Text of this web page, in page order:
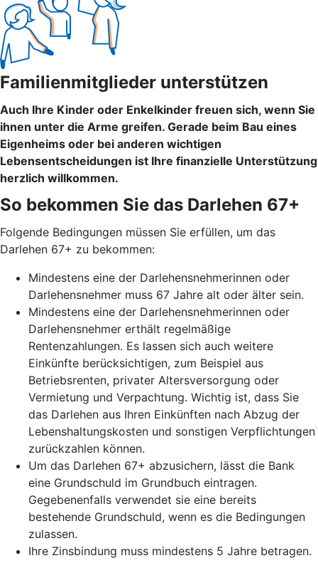
Familienmitglieder unterstützen
Auch Ihre Kinder oder Enkelkinder freuen sich, wenn Sie
ihnen unter die Arme greifen. Gerade beim Bau eines
Eigenheims oder bei anderen wichtigen
Lebensentscheidungen ist Ihre finanzielle Unterstützung
herzlich willkommen.
So bekommen Sie das Darlehen 67+
Folgende Bedingungen müssen Sie erfüllen, um das
Darlehen 67+ zu bekommen:
Mindestens eine der Darlehensnehmerinnen oder
Darlehensnehmer muss 67 Jahre alt oder älter sein.
Mindestens eine der Darlehensnehmerinnen oder
Darlehensnehmer erthält regelmäßige
Rentenzahlungen. Es lassen sich auch weitere
Einkünfte berücksichtigen, zum Beispiel aus
Betriebsrenten, privater Altersversorgung oder
Vermietung und Verpachtung. Wichtig ist, dass Sie
das Darlehen aus Ihren Einkünften nach Abzug der
Lebenshaltungskosten und sonstigen Verpflichtungen
zurückzahlen können.
Um das Darlehen 67+ abzusichern, lässt die Bank
eine Grundschuld im Grundbuch eintragen.
Gegebenenfalls verwendet sie eine bereits
bestehende Grundschuld, wenn es die Bedingungen
zulassen.
Ihre Zinsbindung muss mindestens 5 Jahre betragen.